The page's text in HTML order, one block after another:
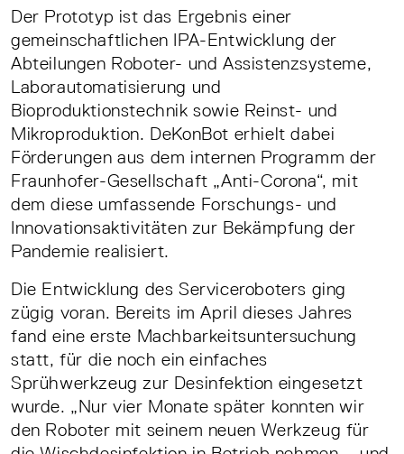
Der Prototyp ist das Ergebnis einer
gemeinschaftlichen IPA-Entwicklung der
Abteilungen Roboter- und Assistenzsysteme,
Laborautomatisierung und
Bioproduktionstechnik sowie Reinst- und
Mikroproduktion. DeKonBot erhielt dabei
Förderungen aus dem internen Programm der
Fraunhofer-Gesellschaft „Anti-Corona“, mit
dem diese umfassende Forschungs- und
Innovationsaktivitäten zur Bekämpfung der
Pandemie realisiert.
Die Entwicklung des Serviceroboters ging
zügig voran. Bereits im April dieses Jahres
fand eine erste Machbarkeitsuntersuchung
statt, für die noch ein einfaches
Sprühwerkzeug zur Desinfektion eingesetzt
wurde. „Nur vier Monate später konnten wir
den Roboter mit seinem neuen Werkzeug für